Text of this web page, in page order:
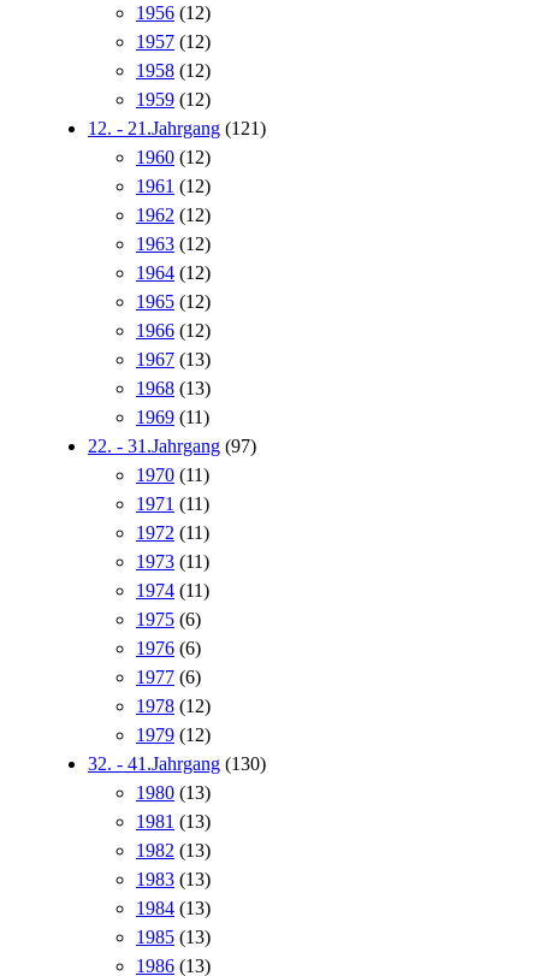
1956 (12)
1957 (12)
1958 (12)
1959 (12)
12. - 21.Jahrgang (121)
1960 (12)
1961 (12)
1962 (12)
1963 (12)
1964 (12)
1965 (12)
1966 (12)
1967 (13)
1968 (13)
1969 (11)
22. - 31.Jahrgang (97)
1970 (11)
1971 (11)
1972 (11)
1973 (11)
1974 (11)
1975 (6)
1976 (6)
1977 (6)
1978 (12)
1979 (12)
32. - 41.Jahrgang (130)
1980 (13)
1981 (13)
1982 (13)
1983 (13)
1984 (13)
1985 (13)
1986 (13)